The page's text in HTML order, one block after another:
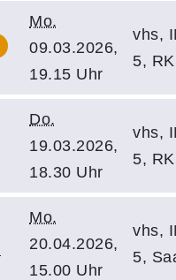
Mo.
09.03.2026,
19.15 Uhr
vhs,
5,
Do.
19.03.2026,
18.30 Uhr
vhs,
5,
Mo.
20.04.2026,
15.00 Uhr
vhs,
5,